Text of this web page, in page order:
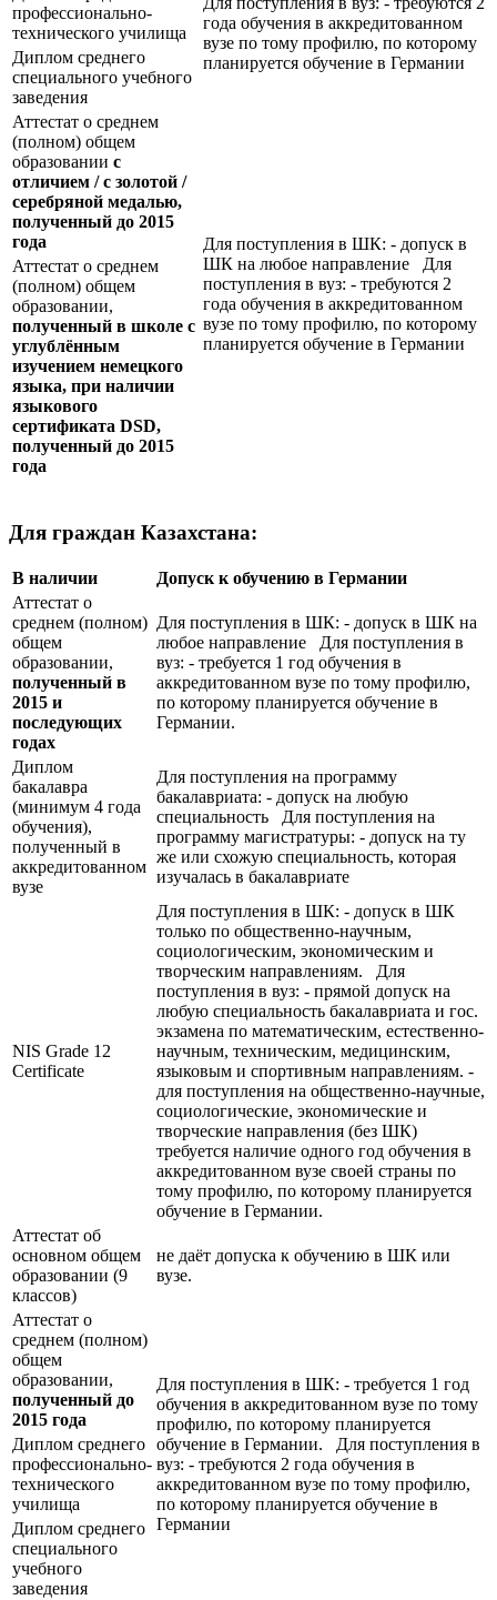
года обучения в аккредитованном
вузе по тому профилю, по которому
планируется обучение в Германии
профессионально-
технического училища
Диплом среднего
специального учебного
заведения
Аттестат о среднем
(полном) общем
образовании с
отличием / с золотой /
серебряной медалью,
полученный до 2015
года
Для поступления в ШК: - допуск в
ШК на любое направление Для
поступления в вуз: - требуются 2
года обучения в аккредитованном
вузе по тому профилю, по которому
планируется обучение в Германии
Аттестат о среднем
(полном) общем
образовании,
полученный в школе с
углублённым
изучением немецкого
языка, при наличии
языкового
сертификата DSD,
полученный до 2015
года
Для граждан Казахстана:
В наличии
Допуск к обучению в Германии
Аттестат о
среднем (полном)
общем
образовании,
полученный в
2015 и
последующих
годах
Для поступления в ШК: - допуск в ШК на
любое направление Для поступления в
вуз: - требуется 1 год обучения в
аккредитованном вузе по тому профилю,
по которому планируется обучение в
Германии.
Диплом
бакалавра
(минимум 4 года
обучения),
полученный в
аккредитованном
вузе
Для поступления на программу
бакалавриата: - допуск на любую
специальность Для поступления на
программу магистратуры: - допуск на ту
же или схожую специальность, которая
изучалась в бакалавриате
NIS Grade 12
Certificate
Для поступления в ШК: - допуск в ШК
только по общественно-научным,
социологическим, экономическим и
творческим направлениям. Для
поступления в вуз: - прямой допуск на
любую специальность бакалавриата и гос.
экзамена по математическим, естественно-
научным, техническим, медицинским,
языковым и спортивным направлениям. -
для поступления на общественно-научные,
социологические, экономические и
творческие направления (без ШК)
требуется наличие одного год обучения в
аккредитованном вузе своей страны по
тому профилю, по которому планируется
обучение в Германии.
Аттестат об
основном общем
образовании (9
классов)
не даёт допуска к обучению в ШК или
вузе.
Аттестат о
среднем (полном)
общем
образовании,
полученный до
2015 года
Для поступления в ШК: - требуется 1 год
обучения в аккредитованном вузе по тому
профилю, по которому планируется
обучение в Германии. Для поступления в
вуз: - требуются 2 года обучения в
аккредитованном вузе по тому профилю,
по которому планируется обучение в
Германии
Диплом среднего
профессионально-
технического
училища
Диплом среднего
специального
учебного
заведения